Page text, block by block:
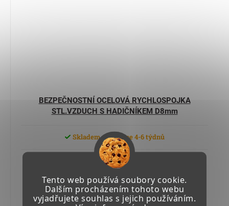
Tento web používá soubory cookie.
Dalším procházením tohoto webu
vyjadřujete souhlas s jejich používáním.
BEZPEČNOSTNÍ OCELOVÁ RYCHLOSPOJKA
STL.VZDUCH S HADIČNÍKEM D8mm
Skladem u výrobce 4-6 týdnů
274,07 Kč včetně DPH
226,50 Kč